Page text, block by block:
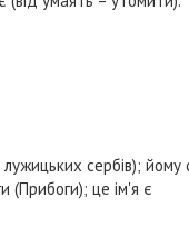
сербів); йому
(Прибоги); це ім'я є